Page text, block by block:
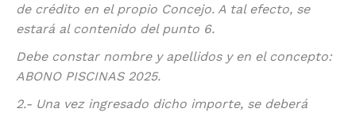
de crédito en el propio Concejo. A tal efecto, se
estará al contenido del punto 6.
Debe constar nombre y apellidos y en el concepto:
ABONO PISCINAS 2025.
2.- Una vez ingresado dicho importe, se deberá